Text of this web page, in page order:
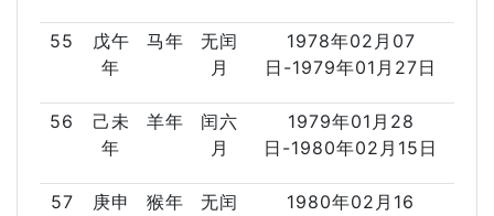
55
戊午
年
马年
无闰
月
1978年02月07
日-1979年01月27日
56
己未
年
羊年
闰六
月
1979年01月28
日-1980年02月15日
57
庚申
猴年
无闰
1980年02月16